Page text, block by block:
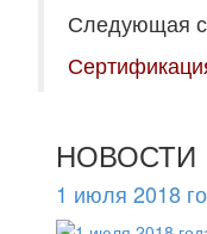
Следующая
НОВОСТИ
1 июля 2018